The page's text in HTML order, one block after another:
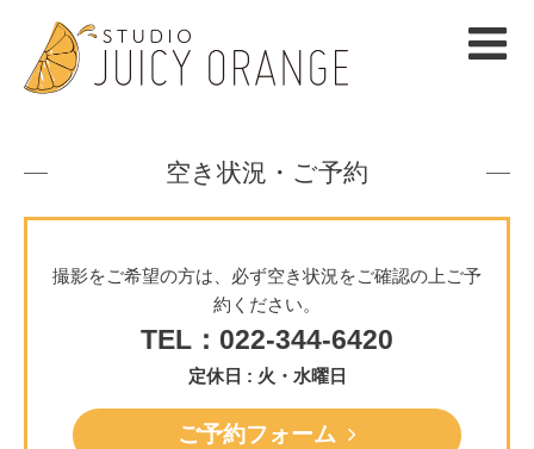
空き状況・ご予約
撮影をご希望の方は、必ず空き状況をご確認の上ご予
約ください。
TEL：022-344-6420
定休日 : 火・水曜日
ご予約フォーム